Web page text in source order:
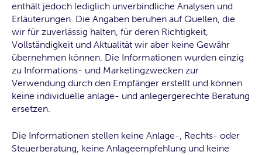
enthält jedoch lediglich unverbindliche Analysen und
Erläuterungen. Die Angaben beruhen auf Quellen, die
wir für zuverlässig halten, für deren Richtigkeit,
Vollständigkeit und Aktualität wir aber keine Gewähr
übernehmen können. Die Informationen wurden einzig
zu Informations- und Marketingzwecken zur
Verwendung durch den Empfänger erstellt und können
keine individuelle anlage- und anlegergerechte Beratung
ersetzen.‍
Die Informationen stellen keine Anlage-, Rechts- oder
Steuerberatung, keine Anlageempfehlung und keine